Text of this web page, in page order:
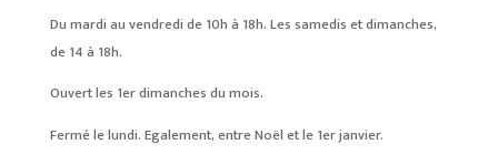
Du mardi au vendredi de 10h à 18h. Les samedis et dimanches,
de 14 à 18h.
Ouvert les 1er dimanches du mois.
Fermé le lundi. Egalement, entre Noël et le 1er janvier.